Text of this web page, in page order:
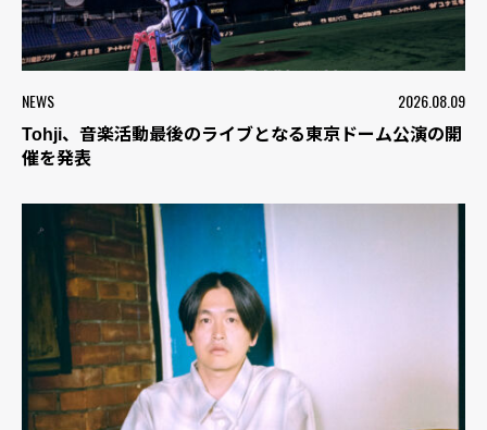
NEWS 2026.08.09
Tohji、音楽活動最後のライブとなる東京ドーム公演の開
催を発表